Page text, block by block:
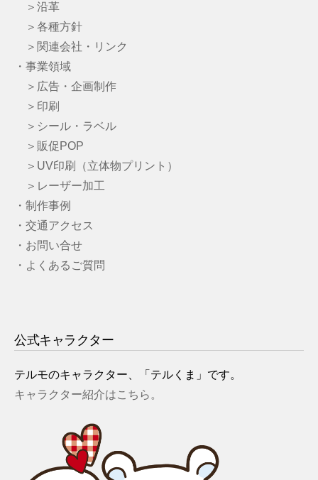
＞沿革
＞各種方針
＞関連会社・リンク
・事業領域
＞広告・企画制作
＞印刷
＞シール・ラベル
＞販促POP
＞UV印刷（立体物プリント）
＞レーザー加工
・制作事例
・交通アクセス
・お問い合せ
・よくあるご質問
公式キャラクター
テルモのキャラクター、「テルくま」です。
キャラクター紹介はこちら。